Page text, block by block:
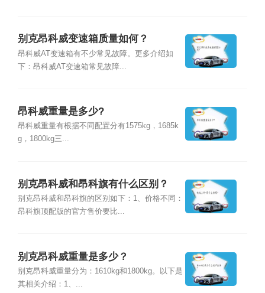
别克昂科威变速箱质量如何？
昂科威AT变速箱有不少常见故障。更多介绍如
下：昂科威AT变速箱常见故障...
昂科威重量是多少?
昂科威重量有根据不同配置分有1575kg，1685k
g，1800kg三...
别克昂科威和昂科旗有什么区别？
别克昂科威和昂科旗的区别如下：1、价格不同：
昂科旗顶配版的官方售价要比...
别克昂科威重量是多少？
别克昂科威重量分为：1610kg和1800kg。以下是
其相关介绍：1、...